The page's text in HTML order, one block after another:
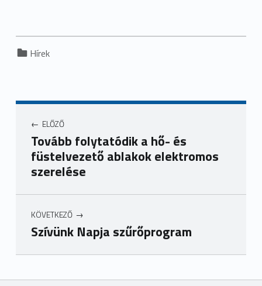
Categorized in:
Hírek
ELŐZŐ
Tovább folytatódik a hő- és
füstelvezető ablakok elektromos
szerelése
KÖVETKEZŐ
Szívünk Napja szűrőprogram
Ugrás a főmenühöz